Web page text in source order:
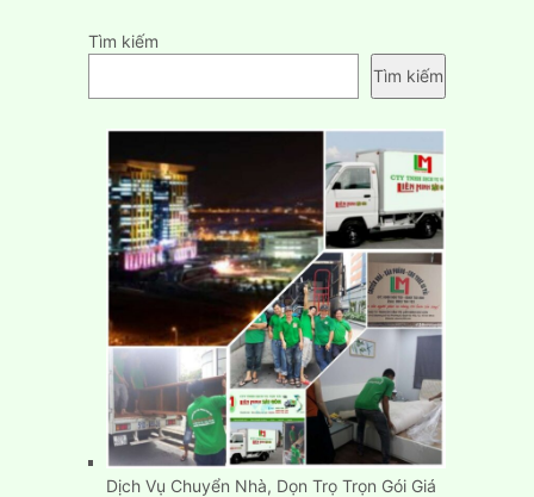
Tìm kiếm
Tìm kiếm
Dịch Vụ Chuyển Nhà, Dọn Trọ Trọn Gói Giá